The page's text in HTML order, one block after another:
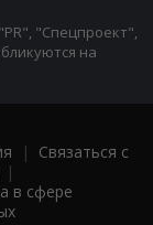
"Спецпроект",
на
| Связаться с
|
в сфере